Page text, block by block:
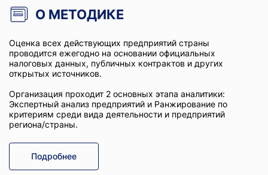
О МЕТОДИКЕ
Оценка всех действующих предприятий страны
проводится ежегодно на основании официальных
налоговых данных, публичных контрактов и других
открытых источников.
Организация проходит 2 основных этапа аналитики:
Экспертный анализ предприятий и Ранжирование по
критериям среди вида деятельности и предприятий
региона/страны.
Подробнее